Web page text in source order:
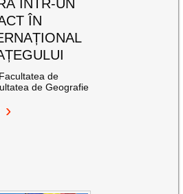
ÎNTR-UN
ÎN
de
de Geografie